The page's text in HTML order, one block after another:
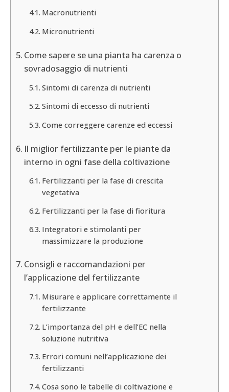
Macronutrienti
Micronutrienti
Come sapere se una pianta ha carenza o
sovradosaggio di nutrienti
Sintomi di carenza di nutrienti
Sintomi di eccesso di nutrienti
Come correggere carenze ed eccessi
Il miglior fertilizzante per le piante da
interno in ogni fase della coltivazione
Fertilizzanti per la fase di crescita
vegetativa
Fertilizzanti per la fase di fioritura
Integratori e stimolanti per
massimizzare la produzione
Consigli e raccomandazioni per
l’applicazione del fertilizzante
Misurare e applicare correttamente il
fertilizzante
L’importanza del pH e dell’EC nella
soluzione nutritiva
Errori comuni nell’applicazione dei
fertilizzanti
Cosa sono le tabelle di coltivazione e